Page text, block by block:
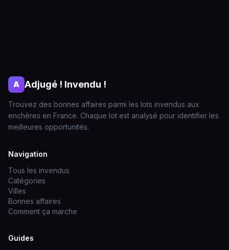
A Adjugé ! Invendu !
Trouvez des bonnes affaires parmi les lots invendus aux
enchères en France. Chaque lot est analysé pour identifier les
meilleures opportunités.
Navigation
Tous les invendus
Catégories
Villes
Bonnes affaires
Comment ça marche
Guides